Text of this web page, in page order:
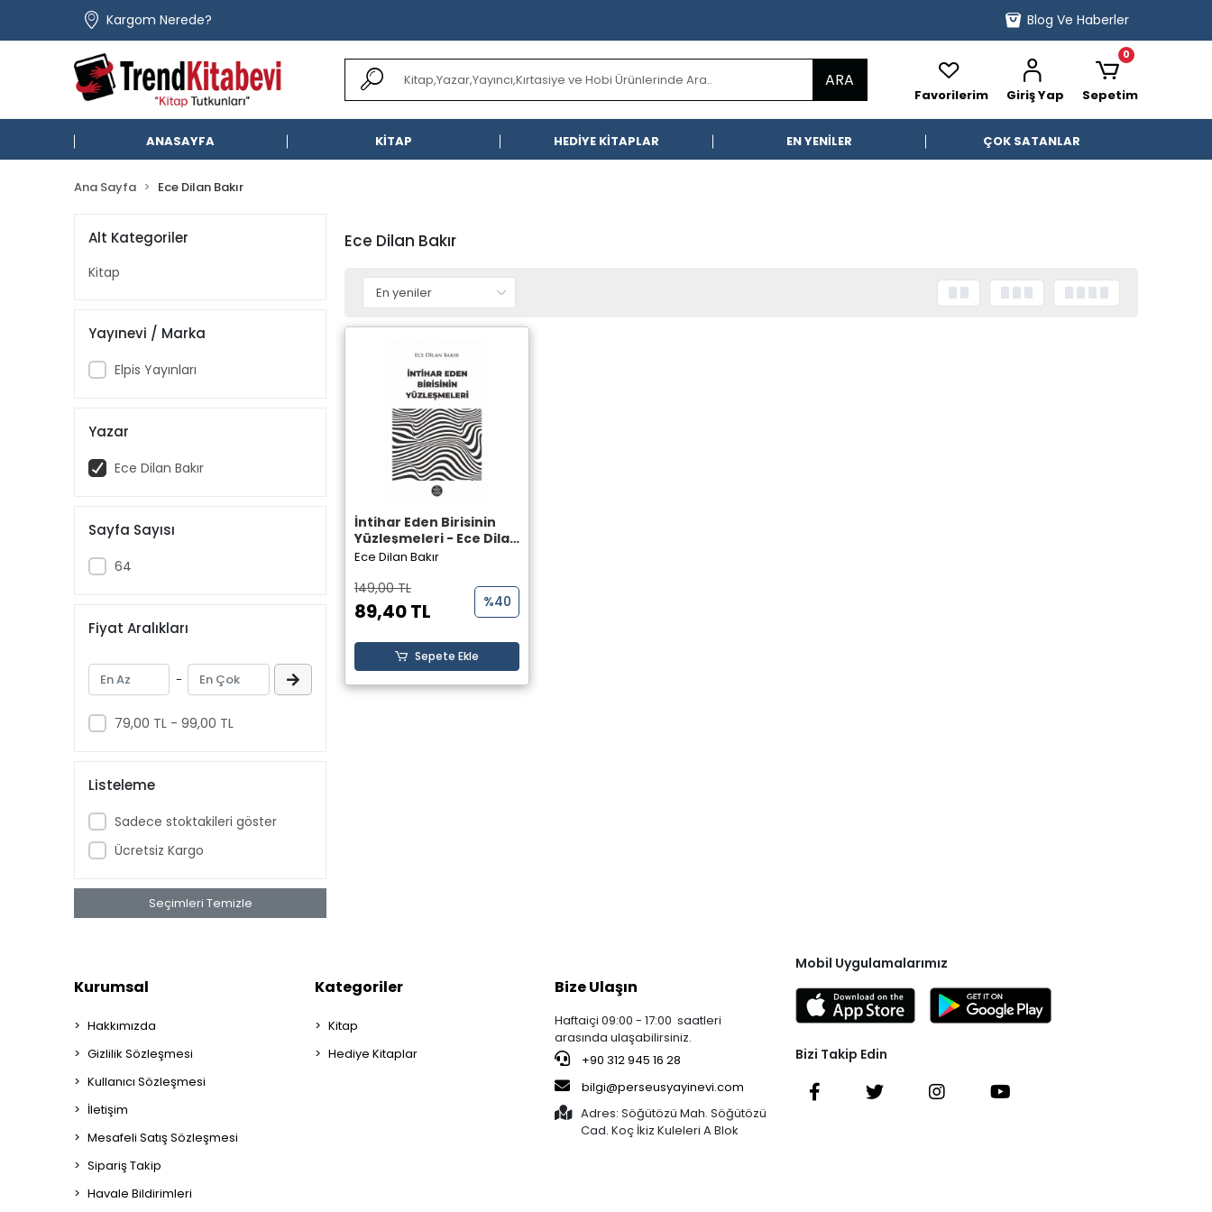
Kargom Nerede? Blog Ve Haberler
ARA
Favorilerim Giriş Yap Sepetim
0
ANASAYFA KİTAP HEDİYE KİTAPLAR EN YENİLER ÇOK SATANLAR
Ana Sayfa Ece Dilan Bakır
Alt Kategoriler
Kitap
Yayınevi / Marka
Elpis Yayınları
Yazar
Ece Dilan Bakır
Sayfa Sayısı
64
Fiyat Aralıkları
-
79,00 TL - 99,00 TL
Listeleme
Sadece stoktakileri göster
Ücretsiz Kargo
Seçimleri Temizle
Ece Dilan Bakır
İntihar Eden Birisinin
Yüzleşmeleri - Ece Dilan
Ece Dilan Bakır
149,00 TL
89,40 TL %40
Sepete Ekle
Kurumsal
Hakkımızda
Gizlilik Sözleşmesi
Kullanıcı Sözleşmesi
İletişim
Mesafeli Satış Sözleşmesi
Sipariş Takip
Havale Bildirimleri
Kategoriler
Kitap
Hediye Kitaplar
Bize Ulaşın
Haftaiçi 09:00 - 17:00 saatleri
arasında ulaşabilirsiniz.
+90 312 945 16 28
bilgi@perseusyayinevi.com
Adres: Söğütözü Mah. Söğütözü
Cad. Koç İkiz Kuleleri A Blok
Mobil Uygulamalarımız
Bizi Takip Edin